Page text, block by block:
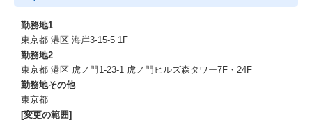
勤務地1
東京都 港区 海岸3-15-5 1F
勤務地2
東京都 港区 虎ノ門1-23-1 虎ノ門ヒルズ森タワー7F・24F
勤務地その他
東京都
[変更の範囲]